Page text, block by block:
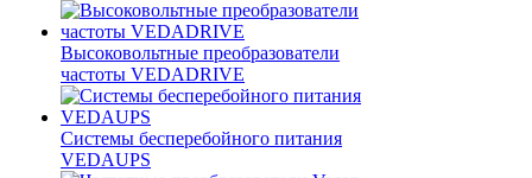
Высоковольтные преобразователи
частоты VEDADRIVE
Системы бесперебойного питания
VEDAUPS